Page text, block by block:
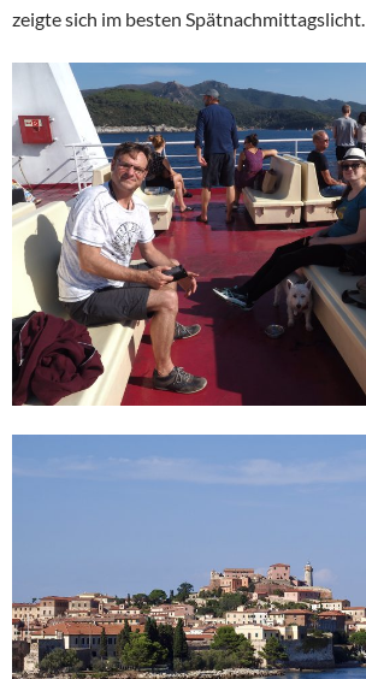
zeigte sich im besten Spätnachmittagslicht.